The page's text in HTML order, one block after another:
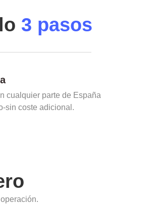
3 pasos
cualquier parte de España
sin coste adicional.